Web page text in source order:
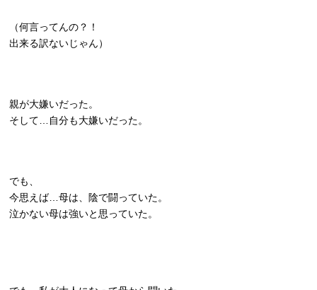
（何言ってんの？！
出来る訳ないじゃん）
親が大嫌いだった。
そして…自分も大嫌いだった。
でも、
今思えば…母は、陰で闘っていた。
泣かない母は強いと思っていた。